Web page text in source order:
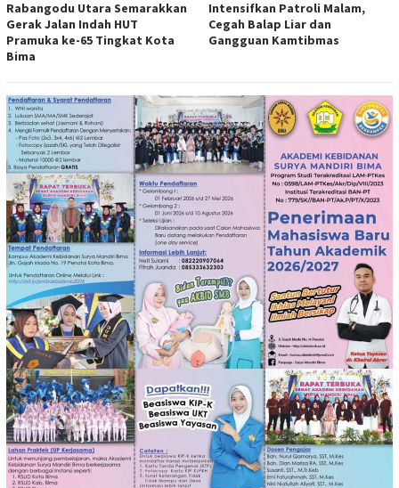
Rabangodu Utara Semarakkan
Gerak Jalan Indah HUT
Pramuka ke-65 Tingkat Kota
Bima
Intensifkan Patroli Malam,
Cegah Balap Liar dan
Gangguan Kamtibmas